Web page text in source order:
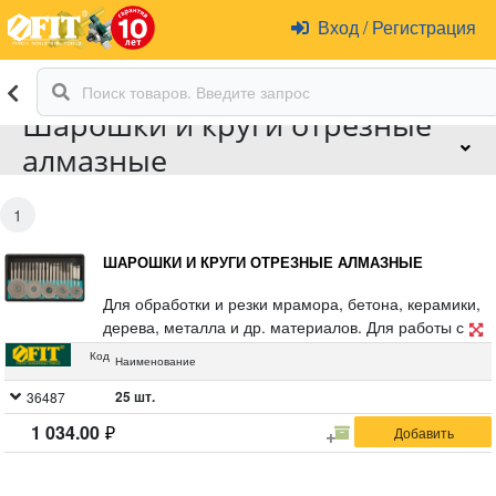
Вход /Регистрация
Шарошки и круги отрезные
алмазные
1
ШАРОШКИ И КРУГИ ОТРЕЗНЫЕ АЛМАЗНЫЕ
Для обработки и резки мрамора, бетона, керамики,
дерева, металла и др. материалов. Для работы с
гравировальной машинкой. В комплекте: Круги
мм. Шарошки алмазные: 18 шт. Штифт D 3 мм: 2 шт.
Материал: инструментальная сталь, режущая
кромка содержит порошок из технических алмазов.
Код Наименование
36487 25 шт.
1 034.00